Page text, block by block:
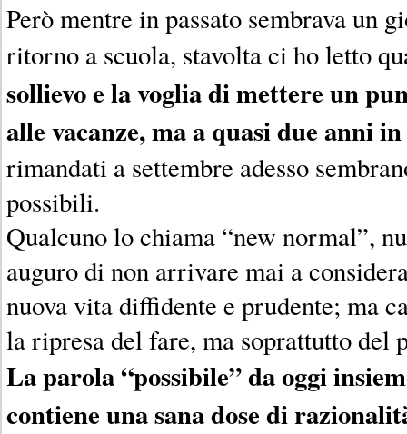
Però mentre in passato sembrava un
ritorno a scuola, stavolta ci ho letto
sollievo e la voglia di mettere un
alle vacanze, ma a quasi due anni
rimandati a settembre adesso
possibili.
Qualcuno lo chiama “new normal”,
auguro di non arrivare mai a
nuova vita diffidente e prudente; ma
la ripresa del fare, ma soprattutto del
La parola “possibile” da oggi
contiene una sana dose di